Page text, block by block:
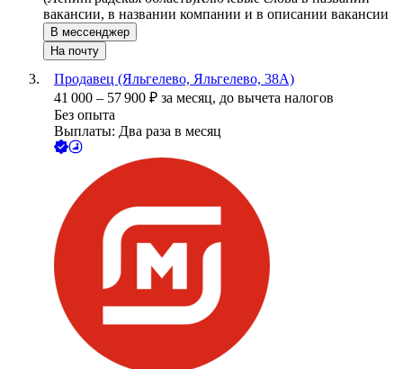
вакансии, в названии компании и в описании вакансии
В мессенджер
На почту
Продавец (Яльгелево, Яльгелево, 38А)
41 000 – 57 900 ₽ за месяц, до вычета налогов
Без опыта
Выплаты: Два раза в месяц